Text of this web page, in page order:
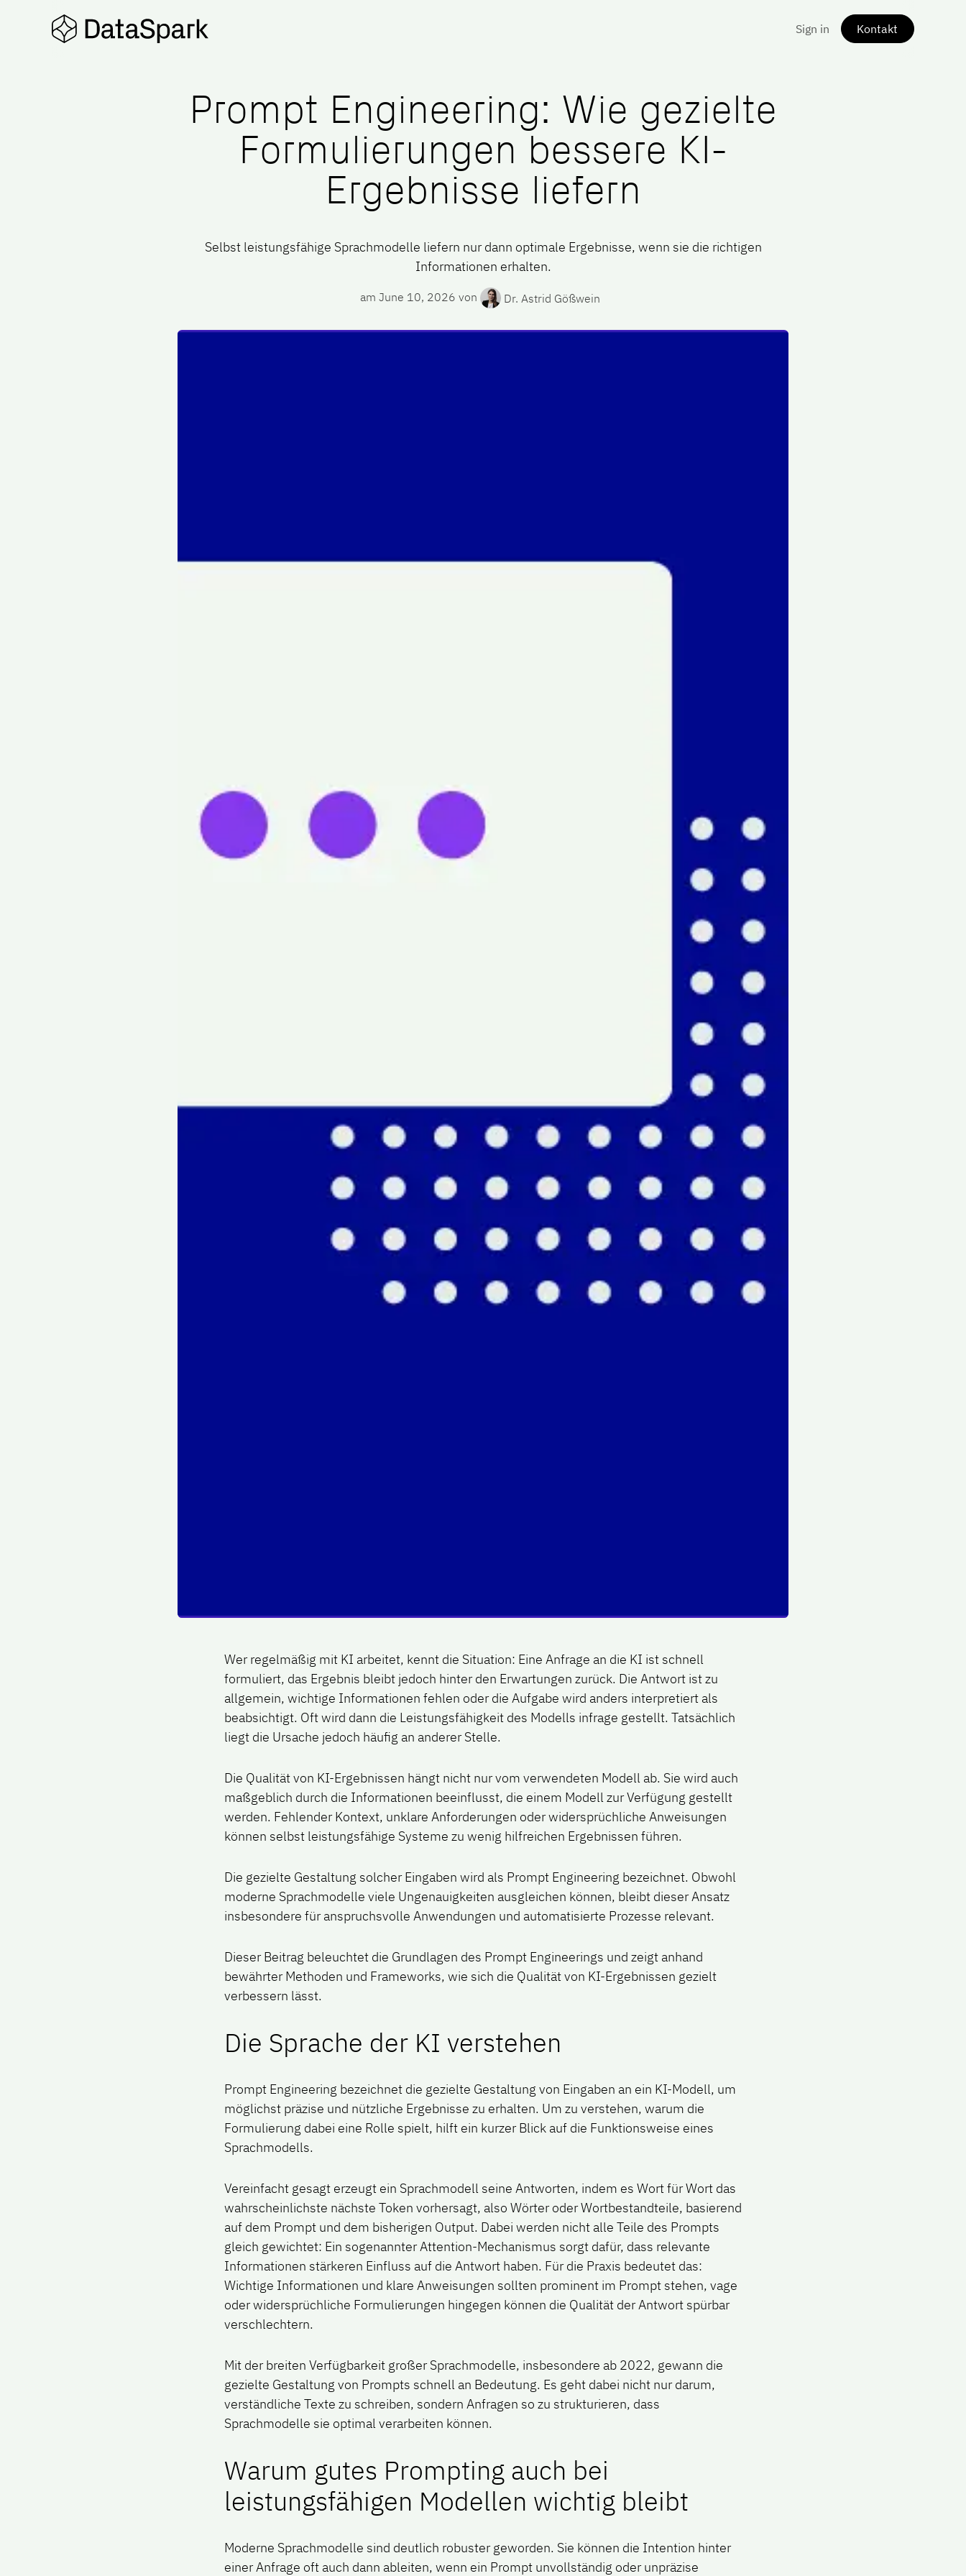
Sign in Kontakt
Prompt Engineering: Wie gezielte
Formulierungen bessere KI-
Ergebnisse liefern
Selbst leistungsfähige Sprachmodelle liefern nur dann optimale Ergebnisse, wenn sie die richtigen
Informationen erhalten.
amJune 10, 2026 von Dr. Astrid Gößwein
Wer regelmäßig mit KI arbeitet, kennt die Situation: Eine Anfrage an die KI ist schnell
formuliert, das Ergebnis bleibt jedoch hinter den Erwartungen zurück. Die Antwort ist zu
allgemein, wichtige Informationen fehlen oder die Aufgabe wird anders interpretiert als
beabsichtigt. Oft wird dann die Leistungsfähigkeit des Modells infrage gestellt. Tatsächlich
liegt die Ursache jedoch häufig an anderer Stelle.
Die Qualität von KI-Ergebnissen hängt nicht nur vom verwendeten Modell ab. Sie wird auch
maßgeblich durch die Informationen beeinflusst, die einem Modell zur Verfügung gestellt
werden. Fehlender Kontext, unklare Anforderungen oder widersprüchliche Anweisungen
können selbst leistungsfähige Systeme zu wenig hilfreichen Ergebnissen führen.
Die gezielte Gestaltung solcher Eingaben wird als Prompt Engineering bezeichnet. Obwohl
moderne Sprachmodelle viele Ungenauigkeiten ausgleichen können, bleibt dieser Ansatz
insbesondere für anspruchsvolle Anwendungen und automatisierte Prozesse relevant.
Dieser Beitrag beleuchtet die Grundlagen des Prompt Engineerings und zeigt anhand
bewährter Methoden und Frameworks, wie sich die Qualität von KI-Ergebnissen gezielt
verbessern lässt.
Die Sprache der KI verstehen
Prompt Engineering bezeichnet die gezielte Gestaltung von Eingaben an ein KI-Modell, um
möglichst präzise und nützliche Ergebnisse zu erhalten. Um zu verstehen, warum die
Formulierung dabei eine Rolle spielt, hilft ein kurzer Blick auf die Funktionsweise eines
Sprachmodells.
Vereinfacht gesagt erzeugt ein Sprachmodell seine Antworten, indem es Wort für Wort das
wahrscheinlichste nächste Token vorhersagt, also Wörter oder Wortbestandteile, basierend
auf dem Prompt und dem bisherigen Output. Dabei werden nicht alle Teile des Prompts
gleich gewichtet: Ein sogenannter Attention-Mechanismus sorgt dafür, dass relevante
Informationen stärkeren Einfluss auf die Antwort haben. Für die Praxis bedeutet das:
Wichtige Informationen und klare Anweisungen sollten prominent im Prompt stehen, vage
oder widersprüchliche Formulierungen hingegen können die Qualität der Antwort spürbar
verschlechtern.
Mit der breiten Verfügbarkeit großer Sprachmodelle, insbesondere ab 2022, gewann die
gezielte Gestaltung von Prompts schnell an Bedeutung. Es geht dabei nicht nur darum,
verständliche Texte zu schreiben, sondern Anfragen so zu strukturieren, dass
Sprachmodelle sie optimal verarbeiten können.
Warum gutes Prompting auch bei
leistungsfähigen Modellen wichtig bleibt
Moderne Sprachmodelle sind deutlich robuster geworden. Sie können die Intention hinter
einer Anfrage oft auch dann ableiten, wenn ein Prompt unvollständig oder unpräzise